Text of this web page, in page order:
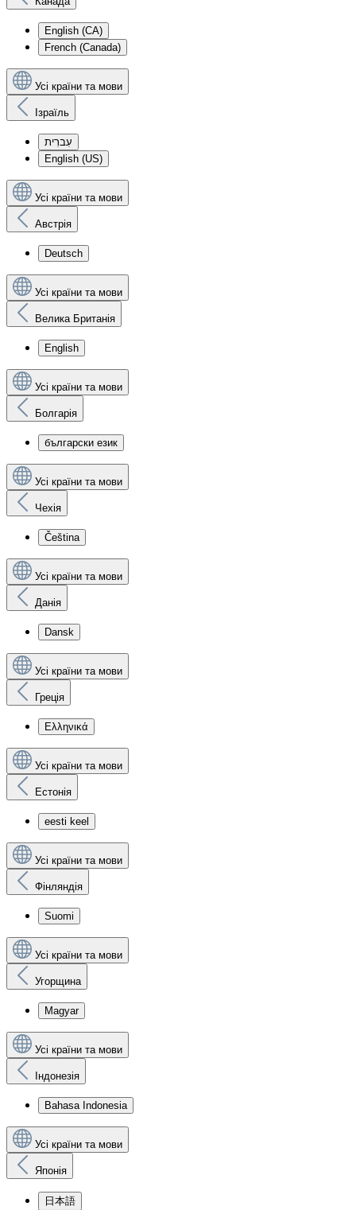
English (CA)
French (Canada)
Усі країни та мови
Ізраїль
עִברִית
English (US)
Усі країни та мови
Австрія
Deutsch
Усі країни та мови
Велика Британія
English
Усі країни та мови
Болгарія
български език
Усі країни та мови
Чехія
Čeština
Усі країни та мови
Данія
Dansk
Усі країни та мови
Греція
Ελληνικά
Усі країни та мови
Естонія
eesti keel
Усі країни та мови
Фінляндія
Suomi
Усі країни та мови
Угорщина
Magyar
Усі країни та мови
Індонезія
Bahasa Indonesia
Усі країни та мови
Японія
日本語